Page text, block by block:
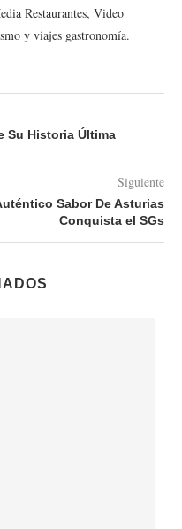
Restaurantes, Video
y viajes gastronomía.
Su Historia Última
Siguiente
Sabor De Asturias
Conquista el SGs